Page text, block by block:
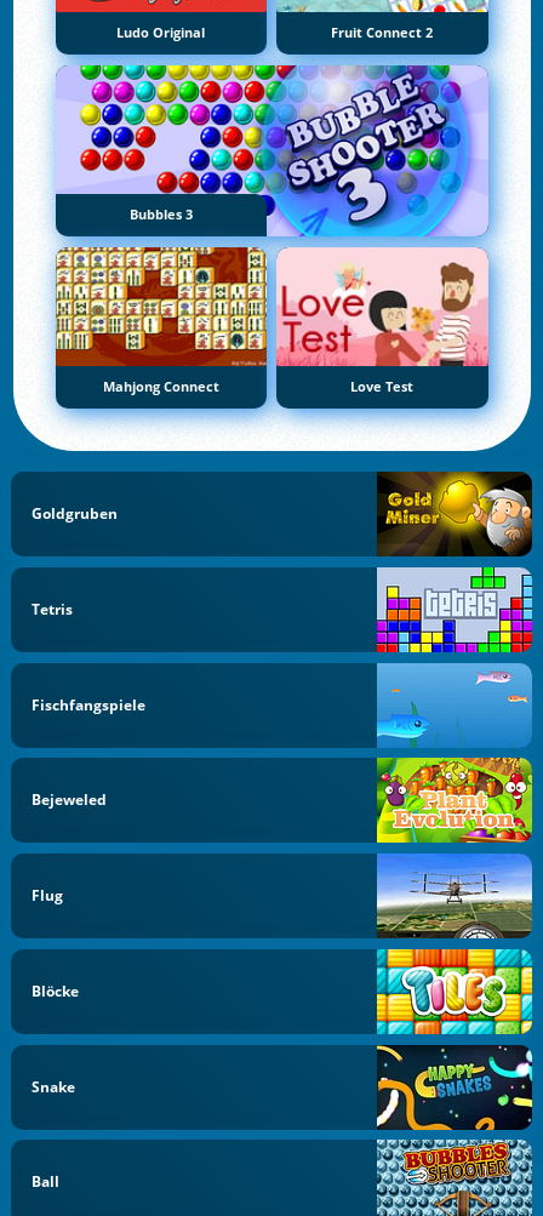
Ludo Original Fruit Connect 2
Bubbles 3
Mahjong Connect Love Test
Goldgruben
Tetris
Fischfangspiele
Bejeweled
Flug
Blöcke
Snake
Ball